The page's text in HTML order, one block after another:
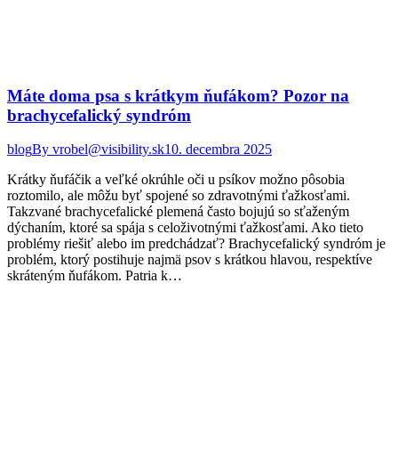
Máte doma psa s krátkym ňufákom? Pozor na
brachycefalický syndróm
blogBy vrobel@visibility.sk10. decembra 2025
Krátky ňufáčik a veľké okrúhle oči u psíkov možno pôsobia
roztomilo, ale môžu byť spojené so zdravotnými ťažkosťami.
Takzvané brachycefalické plemená často bojujú so sťaženým
dýchaním, ktoré sa spája s celoživotnými ťažkosťami. Ako tieto
problémy riešiť alebo im predchádzať? Brachycefalický syndróm je
problém, ktorý postihuje najmä psov s krátkou hlavou, respektíve
skráteným ňufákom. Patria k…